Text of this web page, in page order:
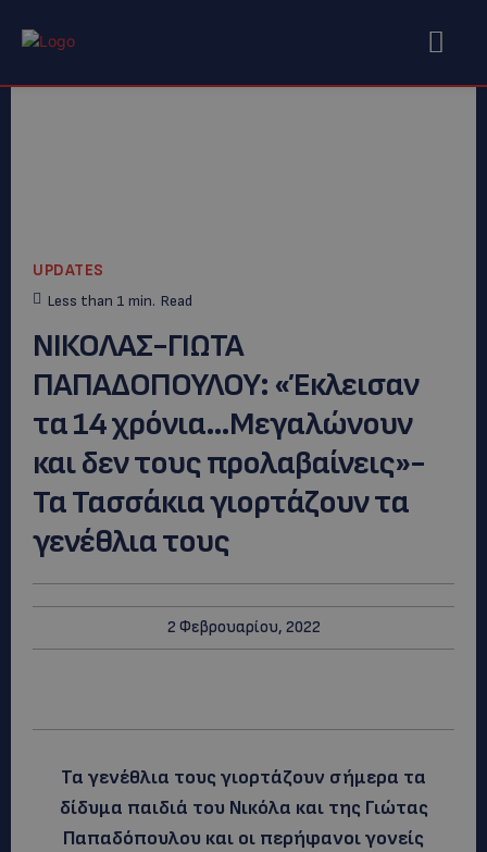
UPDATES
Less than 1 min. Read
ΝΙΚΟΛΑΣ-ΓΙΩΤΑ
ΠΑΠΑΔΟΠΟΥΛΟΥ: «Έκλεισαν
τα 14 χρόνια…Μεγαλώνουν
και δεν τους προλαβαίνεις»-
Τα Τασσάκια γιορτάζουν τα
γενέθλια τους
2 Φεβρουαρίου, 2022
Τα γενέθλια τους γιορτάζουν σήμερα τα
δίδυμα παιδιά του Νικόλα και της Γιώτας
Παπαδόπουλου και οι περήφανοι γονείς